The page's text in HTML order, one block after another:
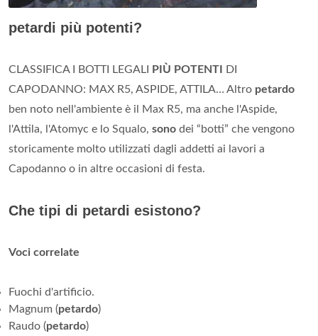
petardi più potenti?
CLASSIFICA I BOTTI LEGALI PIÙ POTENTI
DI
CAPODANNO: MAX R5, ASPIDE, ATTILA… Altro petardo
ben noto nell'ambiente è il Max R5, ma anche l'Aspide,
l'Attila, l'Atomyc e lo Squalo, sono dei “botti” che vengono
storicamente molto utilizzati dagli addetti ai lavori a
Capodanno o in altre occasioni di festa.
Che tipi di petardi esistono?
Voci correlate
Fuochi d'artificio.
Magnum (petardo)
Raudo (petardo)